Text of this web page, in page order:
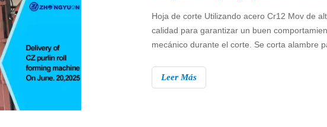
Hoja de corte Utilizando acero Cr12 Mov de
calidad para garantizar un buen
mecánico durante el corte. Se corta alambre
Se pule en la rectificadora plana para eliminar
trapos del cortador y conseguir una gran
Leer Más